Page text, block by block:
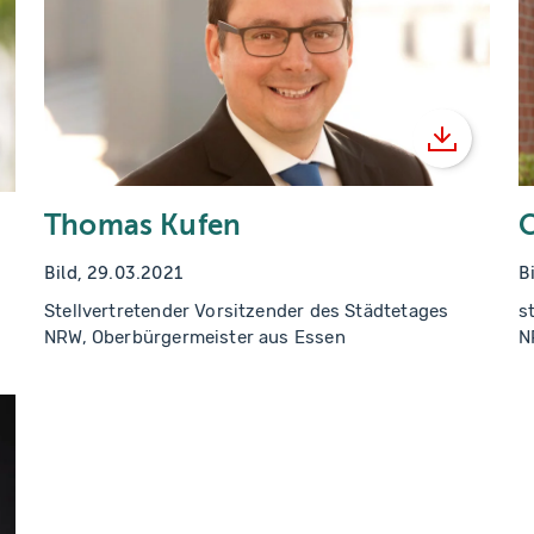
Thomas Kufen
Bild, 29.03.2021
Stellvertretender Vorsitzender des Städtetages
NRW, Oberbürgermeister aus Essen